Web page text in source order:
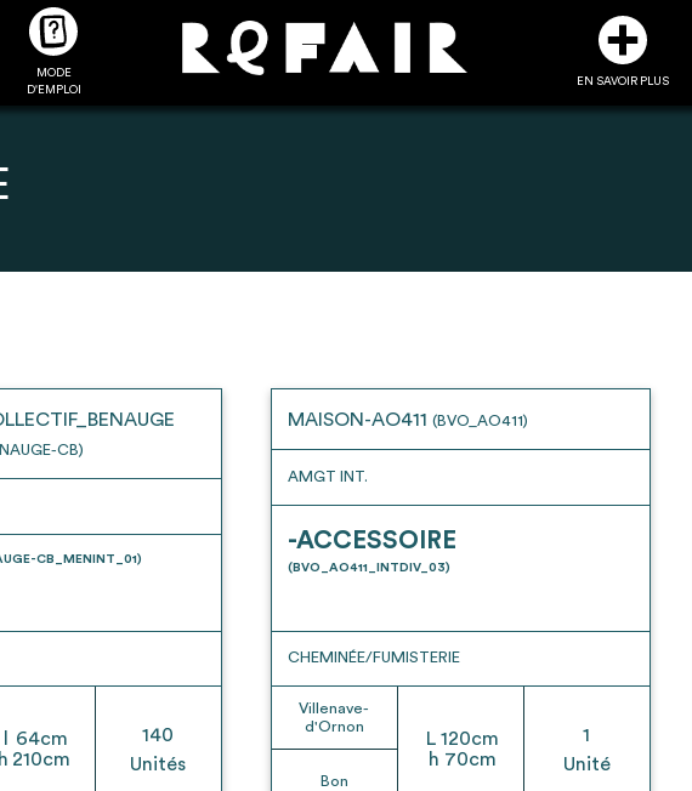
MODE
D'EMPLOI
EN SAVOIR PLUS
de chaque
Transmettre sa liste de
les matériaux sélectionnés
un outil d’aide à la conception
son envoi ne vaut aucunement réservation.
CB)
CB_MENINT_01)
64cm
h 210cm
140
Unités
MAISON-AO411 (BVO_AO411)
AMGT INT.
-ACCESSOIRE
(BVO_AO411_INTDIV_03)
CHEMINÉE/FUMISTERIE
Villenave-
d'Ornon
Bon
L 120cm
h 70cm
1
Unité